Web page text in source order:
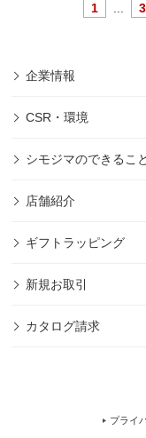
1 3
企業情報
CSR・環境
シモジマのできること
店舗紹介
ギフトラッピング
新規お取引
カタログ請求
プライ